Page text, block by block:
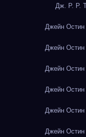
Дж. Р. Р.
Джейн Остин
Джейн Остин
Джейн Остин
Джейн Остин
Джейн Остин
Джейн Остин